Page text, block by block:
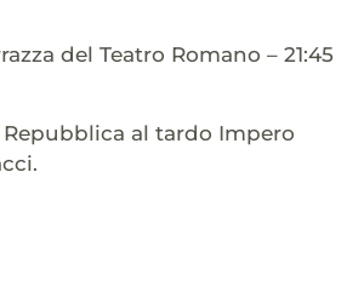
del Teatro Romano – 21:45
al tardo Impero